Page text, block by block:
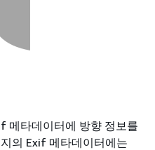
메타데이터에 방향 정보를
의 Exif 메타데이터에는